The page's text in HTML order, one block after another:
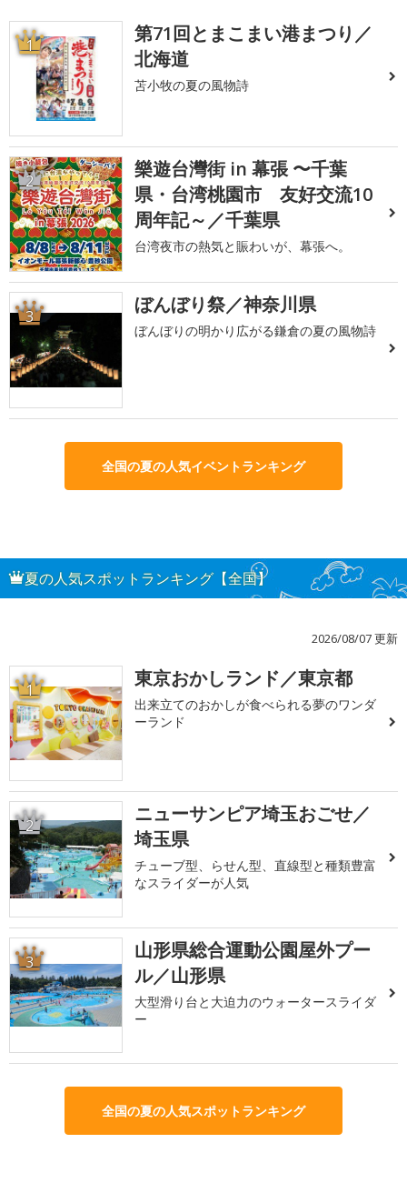
1
第71回とまこまい港まつり／
北海道
苫小牧の夏の風物詩
2
樂遊台灣街 in 幕張 〜千葉
県・台湾桃園市 友好交流10
周年記～／千葉県
台湾夜市の熱気と賑わいが、幕張へ。
3 ぼんぼり祭／神奈川県
ぼんぼりの明かり広がる鎌倉の夏の風物詩
全国の夏の人気イベントランキング
夏の人気スポットランキング【全国】
2026/08/07 更新
1 東京おかしランド／東京都
出来立てのおかしが食べられる夢のワンダ
ーランド
2
ニューサンピア埼玉おごせ／
埼玉県
チューブ型、らせん型、直線型と種類豊富
なスライダーが人気
3
山形県総合運動公園屋外プー
ル／山形県
大型滑り台と大迫力のウォータースライダ
ー
全国の夏の人気スポットランキング